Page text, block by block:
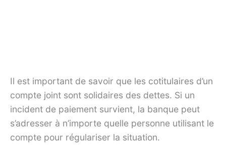
Il est important de savoir que les cotitulaires d’un
compte joint sont solidaires des dettes. Si un
incident de paiement survient, la banque peut
s’adresser à n’importe quelle personne utilisant le
compte pour régulariser la situation.